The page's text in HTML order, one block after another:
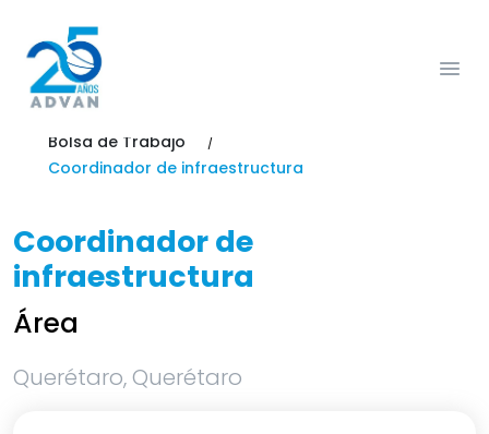
Bolsa de Trabajo
Coordinador de infraestructura
Coordinador de
infraestructura
Área
Querétaro, Querétaro